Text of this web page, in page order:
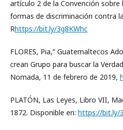
artículo 2 de la Convención
formas de discriminación contra
Rhttps://bit.ly/3g8KWhc
FLORES, Pia,” Guatemaltecos
crean Grupo para buscar la
Nomada, 11 de febrero de 2019,
PLATÓN, Las Leyes, Libro VII,
1872. Disponible en: https://bit.ly/